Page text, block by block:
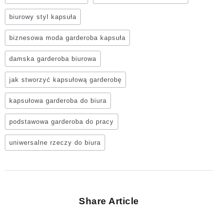
biurowy styl kapsuła
biznesowa moda garderoba kapsuła
damska garderoba biurowa
jak stworzyć kapsułową garderobę
kapsułowa garderoba do biura
podstawowa garderoba do pracy
uniwersalne rzeczy do biura
Share Article